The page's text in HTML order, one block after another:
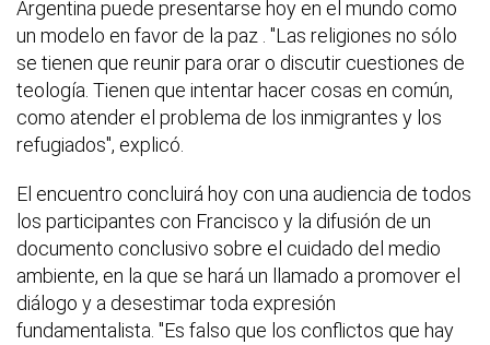
Argentina puede presentarse hoy en el mundo como
un modelo en favor de la paz . "Las religiones no sólo
se tienen que reunir para orar o discutir cuestiones de
teología. Tienen que intentar hacer cosas en común,
como atender el problema de los inmigrantes y los
refugiados", explicó.
El encuentro concluirá hoy con una audiencia de todos
los participantes con Francisco y la difusión de un
documento conclusivo sobre el cuidado del medio
ambiente, en la que se hará un llamado a promover el
diálogo y a desestimar toda expresión
fundamentalista. "Es falso que los conflictos que hay